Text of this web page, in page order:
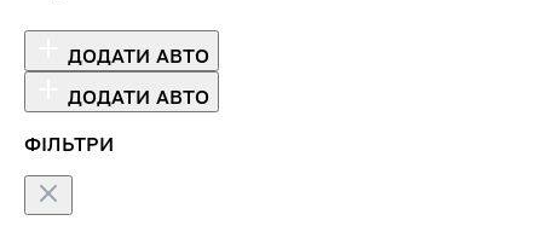
ДОДАТИ АВТО
ДОДАТИ АВТО
ФІЛЬТРИ